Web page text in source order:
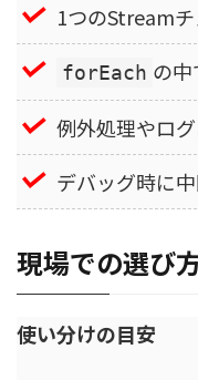
1つのStream
forEach の
例外処理やロ
デバッグ時に
現場での選び
使い分けの目安